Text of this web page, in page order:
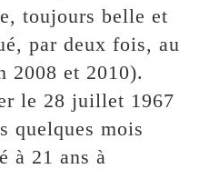
toujours belle et
par deux fois, au
2008 et 2010).
le 28 juillet 1967
quelques mois
à 21 ans à